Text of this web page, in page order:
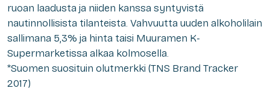
ruoan laadusta ja niiden kanssa syntyvistä
nautinnollisista tilanteista. Vahvuutta uuden alkoholilain
sallimana 5,3% ja hinta taisi Muuramen K-
Supermarketissa alkaa kolmosella.
*Suomen suosituin olutmerkki (TNS Brand Tracker
2017)